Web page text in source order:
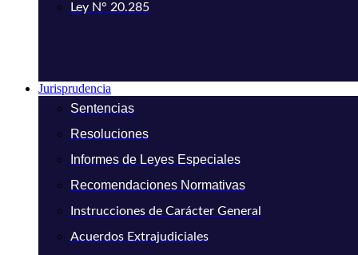
Ley N° 20.285
Jurisprudencia
Sentencias
Resoluciones
Informes de Leyes Especiales
Recomendaciones Normativas
Instrucciones de Carácter General
Acuerdos Extrajudiciales